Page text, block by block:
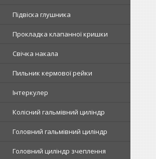
Підвіска глушника
Прокладка клапанної кришки
Свічка накала
Пильник кермової рейки
Інтеркулер
Колісний гальмівний циліндр
Головний гальмівний циліндр
Головний циліндр зчеплення